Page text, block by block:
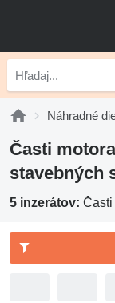
Náhradné
Časti
stavebných
5 inzerátov: Časti